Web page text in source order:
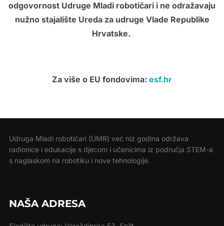
odgovornost Udruge Mladi robotičari i ne odražavaju
nužno stajalište Ureda za udruge Vlade Republike
Hrvatske.
Za više o EU fondovima: esf.hr
Udruga Mladi robotičari (UMR) već niz godina održava
radionice i edukacije s djecom i učenicima iz područja STEM-a
s naglaskom na robotiku i nove tehnologije.
NAŠA ADRESA